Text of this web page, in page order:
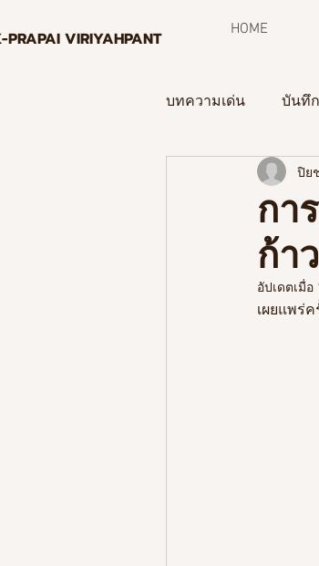
PRAPAI VIRIYAHPANT HOME
บทความเด่น บันทึ
กระบวนการพิพิ
จดหมายข่าว
กา
ก้า
ปิย
อัปเดตเมื่อ
เผยแพร่